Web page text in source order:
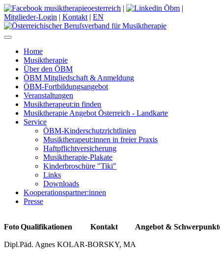
|
|
Mitglieder-Login | Kontakt | EN
Home
Musiktherapie
Über den ÖBM
ÖBM Mitgliedschaft & Anmeldung
ÖBM-Fortbildungsangebot
Veranstaltungen
Musiktherapeut:in finden
Musiktherapie Angebot Österreich - Landkarte
Service
ÖBM-Kinderschutzrichtlinien
Musiktherapeut:innen in freier Praxis
Haftpflichtversicherung
Musiktherapie-Plakate
Kinderbroschüre "Tiki"
Links
Downloads
Kooperationspartner:innen
Presse
FotoQualifikationen Kontakt Angebot &
Dipl.Päd. Agnes KOLAR-BORSKY, MA